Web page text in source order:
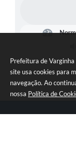
Prefeitura de
site usa cookies para
navegação. Ao
nossa Política de